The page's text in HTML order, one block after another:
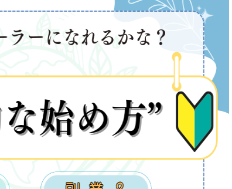
と呼ばれるワ
音叉ヒーリングはHSPにもぴったり！繊
細な感受性を“力”に変える周波数ケア